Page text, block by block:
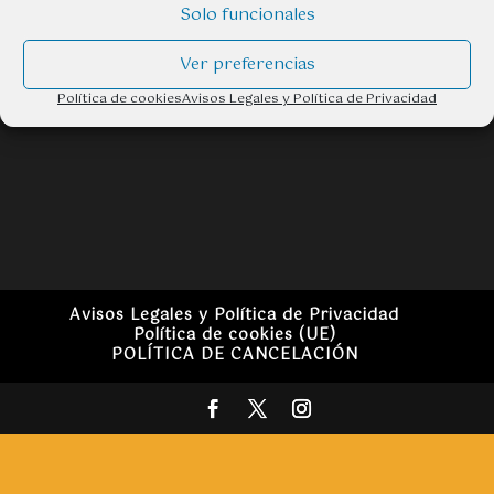
Solo funcionales
Ver preferencias
Política de cookiesAvisos Legales y Política de Privacidad
Avisos Legales y Política de Privacidad
Política de cookies (UE)
POLÍTICA DE CANCELACIÓN